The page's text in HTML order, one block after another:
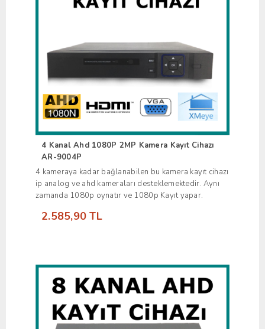
4 Kanal Ahd 1080P 2MP Kamera Kayıt Cihazı
AR-9004P
4 kameraya kadar bağlanabilen bu kamera kayıt cihazı
ip analog ve ahd kameraları desteklemektedir. Aynı
zamanda 1080p oynatır ve 1080p Kayıt yapar.
2.585,90 TL